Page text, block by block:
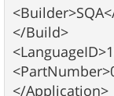
</Build>
</Application>